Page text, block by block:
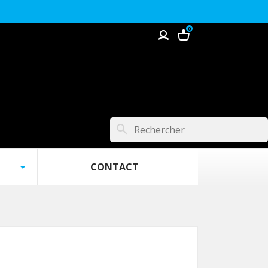
0
search
‎ ‎ ‎ ‎‎ ‎ ‎ ‎ ‎ ‎ ‎ ‎ ‎ ‎ ‎ ‎ ‎ ‎ CONTACT‎ ‎ ‎ ‎ ‎ ‎ ‎ ‎ ‎ ‎ ‎ ‎ ‎ ‎ ‎‎ ‎ ‎‎ ‎‎ ‎